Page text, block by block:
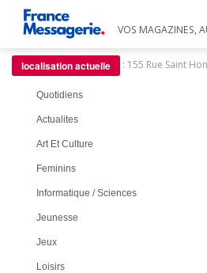
VOS MAGAZINES,
localisation actuelle : 155 Rue Saint
Quotidiens
Actualites
Art Et Culture
Feminins
Informatique / Sciences
Jeunesse
Jeux
Loisirs